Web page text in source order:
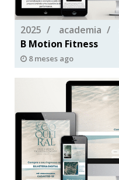
2025 academia
B Motion Fitness
8 meses ago